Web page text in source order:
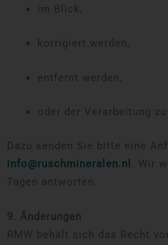
im Blick,
korrigiert werden,
entfernt werden,
oder der Verarbeitung
Dazu senden Sie bitte eine
info@ruschmineralen.nl
. Wir
Tagen antworten.
9. Änderungen
RMW behält sich das Recht